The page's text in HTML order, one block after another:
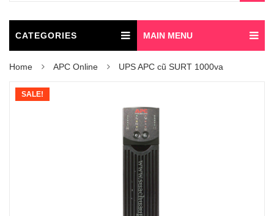
CATEGORIES MAIN MENU
Home APC Online UPS APC cũ SURT 1000va
SALE!